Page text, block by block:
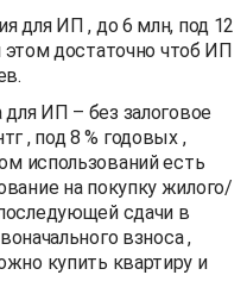
для ИП , до 6 млн, под 12
этом достаточно чтоб ИП
ИП – без залоговое
, под 8 % годовых ,
использований есть
на покупку жилого/
сдачи в
взноса ,
купить квартиру и